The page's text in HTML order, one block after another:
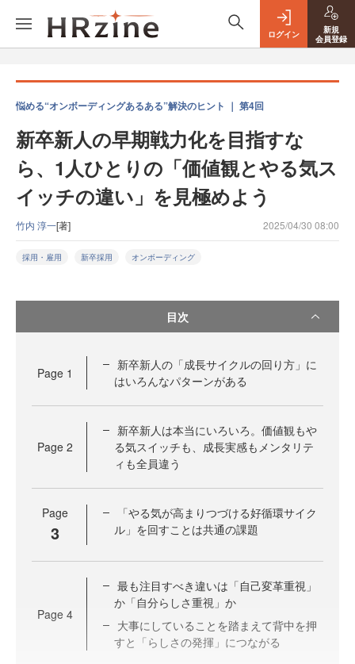
ログイン
新規
会員登録
悩める“オンボーディングあるある”解決のヒント ｜ 第4回
新卒新人の早期戦力化を目指すな
ら、1人ひとりの「価値観とやる気ス
イッチの違い」を見極めよう
竹内 淳一[著] 2025/04/30 08:00
採用・雇用 新卒採用 オンボーディング
目次
Page 1
新卒新人の「成長サイクルの回り方」に
はいろんなパターンがある
Page 2
新卒新人は本当にいろいろ。価値観もや
る気スイッチも、成長実感もメンタリテ
ィも全員違う
Page
3
「やる気が高まりつづける好循環サイク
ル」を回すことは共通の課題
Page 4
最も注目すべき違いは「自己変革重視」
か「自分らしさ重視」か
大事にしていることを踏まえて背中を押
すと「らしさの発揮」につながる